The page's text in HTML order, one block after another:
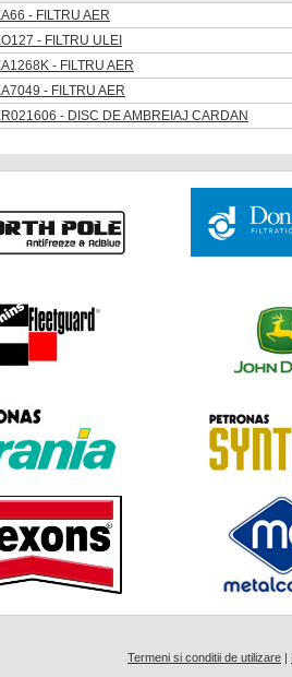
- FILTRU AER
- FILTRU ULEI
- FILTRU AER
- FILTRU AER
- DISC DE AMBREIAJ CARDAN
Termeni si conditii de utilizare